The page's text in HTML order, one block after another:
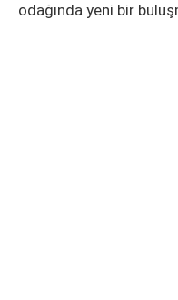
odağında yeni bir